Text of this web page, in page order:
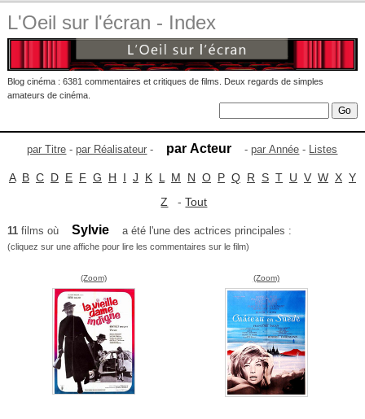
L'Oeil sur l'écran - Index
Blog cinéma : 6381 commentaires et critiques de films. Deux regards de simples
amateurs de cinéma.
par Titre -par Réalisateur - par Acteur -par Année - Listes
A B C D E F G H I J K L M N O P Q R S T U V W X Y
Z -Tout
11films où Sylvie a été l'une des actrices principales :
(cliquez sur une affiche pour lire les commentaires sur le film)
(Zoom) (Zoom)